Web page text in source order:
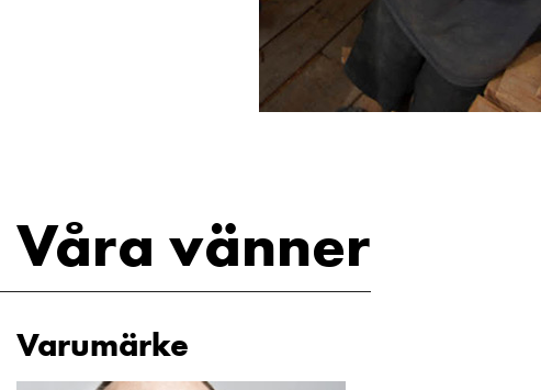
Våra vänner
Varumärke